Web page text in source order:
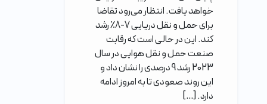
خواهد یافت. انتظار می‌رود تقاضا
برای حمل و نقل دریایی 7-8٪ رشد
کند. این در حالی است که رقابت
صنعت حمل و نقل هوایی در سال
2023 رشد 9 درصدی را نشان داد و
این روند صعودی تا به امروز ادامه
دارد. […]